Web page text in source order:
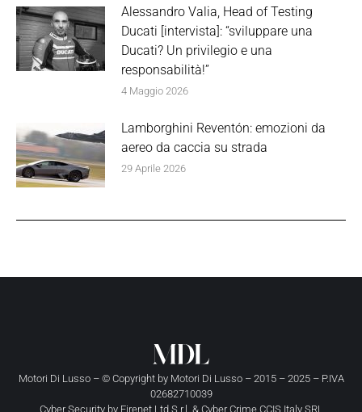
Alessandro Valia, Head of Testing
Ducati [intervista]: “sviluppare una
Ducati? Un privilegio e una
responsabilità!”
4 Maggio 2026
Lamborghini Reventón: emozioni da
aereo da caccia su strada
29 Aprile 2026
Motori Di Lusso – © Copyright by Motori Di Lusso– 2015 – 2025 – P.IVA
02682710039
Cyber Security by Firenet Ltd S.r.l. & Cyber Crime CCIS Italy SRL